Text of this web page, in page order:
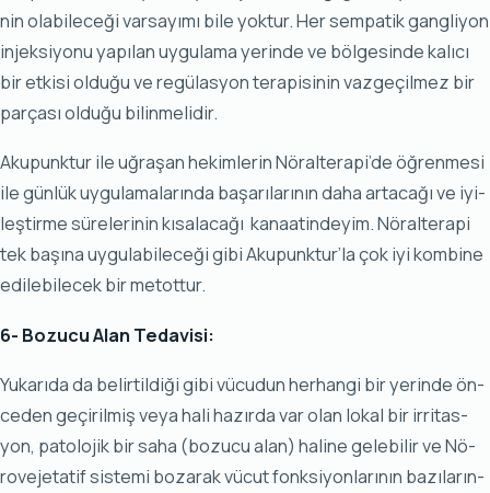
nin ola­bi­le­ce­ği var­sa­yı­mı bi­le yok­tur. Her sem­pa­tik gang­li­yon
in­jek­si­yo­nu ya­pı­lan uy­gu­la­ma ye­rin­de ve böl­ge­sin­de ka­lı­cı
bir et­ki­si ol­du­ğu ve re­gü­las­yon te­ra­pi­si­nin vaz­ge­çil­mez bir
par­ça­sı ol­du­ğu bi­lin­me­li­dir.
Aku­punk­tur ile uğ­ra­şan he­kim­le­rin Nö­ral­te­ra­pi’de öğ­ren­me­si
ile gün­lük uy­gu­la­ma­la­rın­da ba­şa­rı­la­rı­nın da­ha ar­ta­ca­ğı ve iyi­
leş­tir­me sü­re­le­ri­nin kı­sa­la­ca­ğı ka­na­atin­de­yim. Nö­ral­te­ra­pi
tek ba­şı­na uy­gu­la­bi­le­ce­ği gi­bi Aku­punk­tur’la çok iyi kom­bi­ne
edi­le­bi­le­cek bir me­tot­tur.
6- Bo­zu­cu Alan Te­da­vi­si:
Yu­ka­rı­da da be­lir­til­di­ği gi­bi vü­cu­dun her­han­gi bir ye­rin­de ön­
ce­den ge­çi­ril­miş ve­ya ha­li ha­zır­da var olan lo­kal bir ir­ri­tas­
yon, pa­to­lo­jik bir sa­ha (bo­zu­cu alan) ha­li­ne ge­le­bi­lir ve Nö­
ro­ve­je­ta­tif sis­te­mi bo­za­rak vü­cut fonk­si­yon­la­rı­nın ba­zı­la­rın­